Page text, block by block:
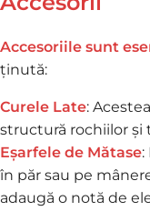
Accesoriile sunt
ținută:
Curele Late:
structură rochiilor și
Eșarfele de Mătase:
în păr sau pe
adaugă o notă de